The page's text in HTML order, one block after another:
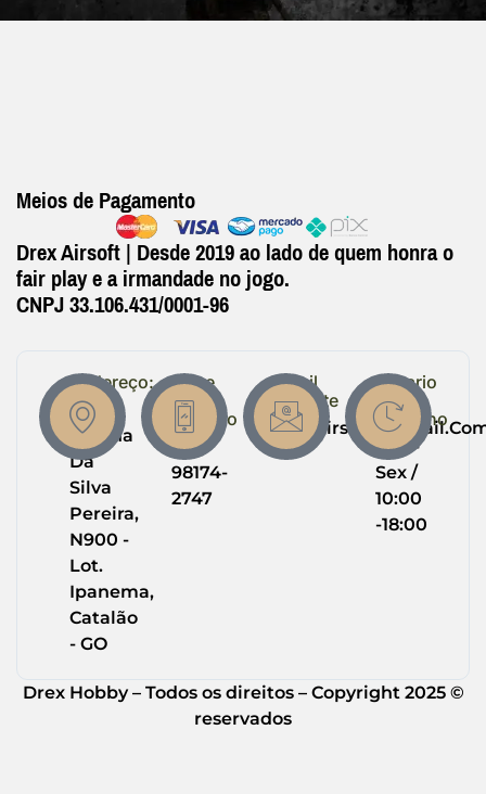
Meios de Pagamento
Drex Airsoft | Desde 2019 ao lado de quem honra o
fair play e a irmandade no jogo.
CNPJ 33.106.431/0001-96
Endereço:
R.
Helena
Da
Silva
Pereira,
N900 -
Lot.
Ipanema,
Catalão
- GO
Entre
em
Contato
(64)
98174-
2747
Email
Suporte
Horario
de
Trabalho
Seg -
Sex /
10:00
-18:00
Drex Hobby – Todos os direitos – Copyright 2025 ©
reservados